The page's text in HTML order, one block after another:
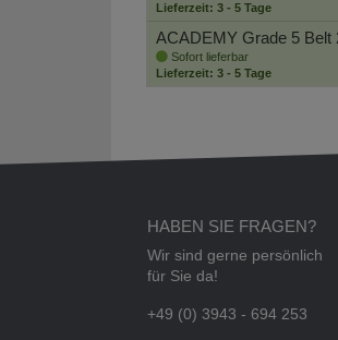
Lieferzeit: 3 - 5 Tage
ACADEMY Grade 5 Belt
Sofort lieferbar
Lieferzeit: 3 - 5 Tage
HABEN SIE FRAGEN?
Wir sind gerne persönlich
für Sie da!
+49 (0) 3943 - 694 253